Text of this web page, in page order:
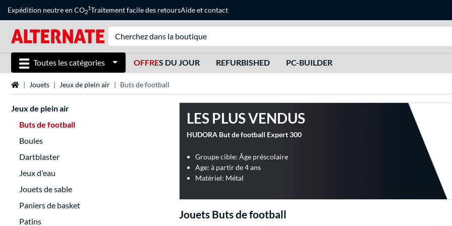
Expédition neutre en CO2
1Traitement facile des retoursAideetcontact
Toutes les catégories OFFRES DU JOUR REFURBISHED PC-BUILDER
Page d'accueil
Jouets Jeux de plein air Buts de football
Jeux de plein air
Buts de football
Boules
Dartblaster
Jeux d'eau
Jouets de sable
Paniers de basket
Patins
LES PLUS VENDUS
HUDORA But de football Expert 300
Groupe cible: Âge préscolaire
Age: à partir de 4 ans
Matériel: Métal
Jouets Buts de football